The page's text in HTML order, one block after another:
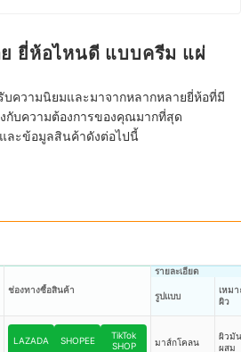
ยี่ห้อไหนดี แบบครีม แผ่
ความนิยมและมาจากหลากหลายยี่ห้อที่มี
กับความต้องการของคุณมากที่สุด
และข้อมูลสินค้าดังต่อไปนี้
ช่องทางซื้อสินค้า
รายละเอียด
รูปแบบ
เหม
ผิว
LAZADA SHOPEE
TikTok
SHOP
มาส์กโคลน
ผิวมั
ผสม